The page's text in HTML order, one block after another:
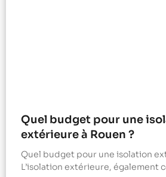
Quel budget pour une
extérieure à Rouen ?
Quel budget pour une isolation
L’isolation extérieure, également